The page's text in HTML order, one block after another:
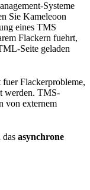
Systeme
Sie Kameleoon
eines TMS
Flackern fuehrt,
Seite geladen
Flackerprobleme,
werden. TMS-
von externem
asynchrone